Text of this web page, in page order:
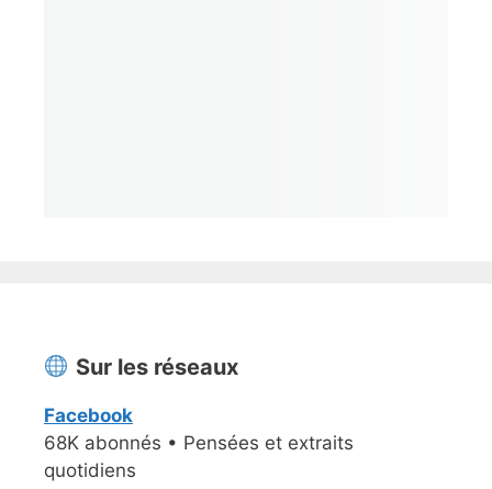
Sur les réseaux
Facebook
68K abonnés • Pensées et extraits
quotidiens